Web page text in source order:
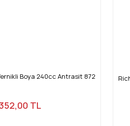
Boya 240cc Antrasit 872
TL